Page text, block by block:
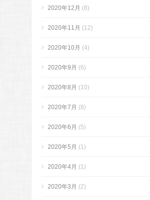
2020年12月 (8)
2020年11月 (12)
2020年10月 (4)
2020年9月 (6)
2020年8月 (10)
2020年7月 (8)
2020年6月 (5)
2020年5月 (1)
2020年4月 (1)
2020年3月 (2)